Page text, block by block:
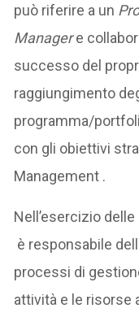
può riferire a un
Managere
successo del
raggiungimento
programma/
con gli obiettivi
Management .
Nell’esercizio
è responsabile
processi di
attività e le risorse